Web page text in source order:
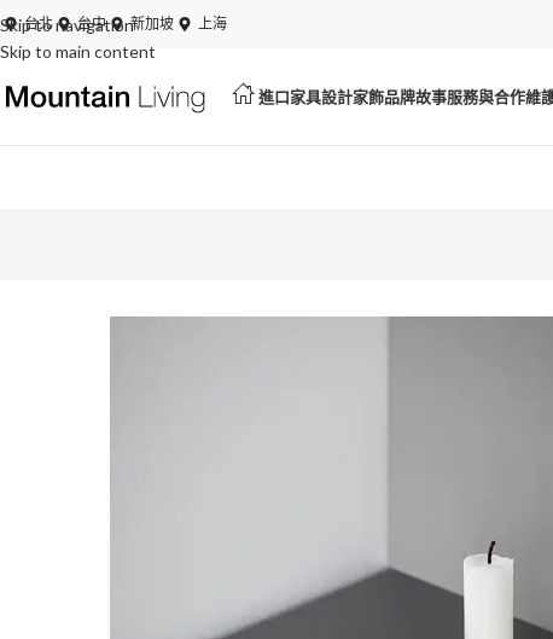
Skip to navigation
Skip to main content
台北 台中 新加坡 上海
夏日特賣開跑！展品、絕版品最低 6 折起
進口家具設計家飾品牌故事服務與合作維